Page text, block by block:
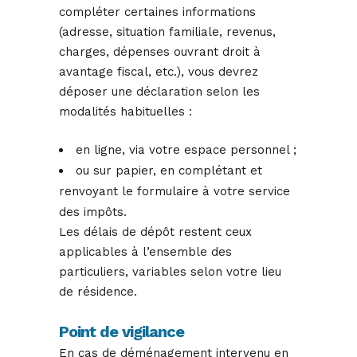
compléter certaines informations
(adresse, situation familiale, revenus,
charges, dépenses ouvrant droit à
avantage fiscal, etc.), vous devrez
déposer une déclaration selon les
modalités habituelles :
en ligne, via votre espace personnel ;
ou sur papier, en complétant et
renvoyant le formulaire à votre service
des impôts.
Les délais de dépôt restent ceux
applicables à l’ensemble des
particuliers, variables selon votre lieu
de résidence.
Point de vigilance
En cas de déménagement intervenu en